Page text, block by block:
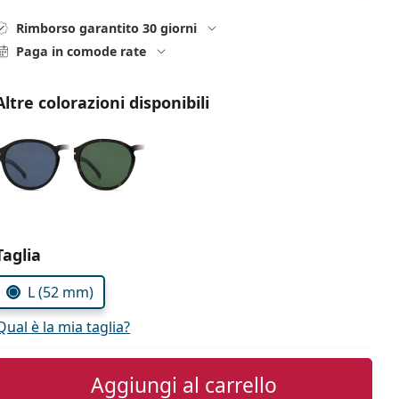
Rimborso garantito 30 giorni
Paga in comode rate
colorazioni disponibili
i parametri
L (52 mm)
è la mia taglia?
Aggiungi al carrello